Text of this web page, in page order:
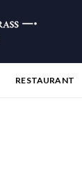
RESTAURANT